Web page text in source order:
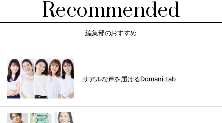
Recommended
編集部のおすすめ
リアルな声を届けるDomani Lab